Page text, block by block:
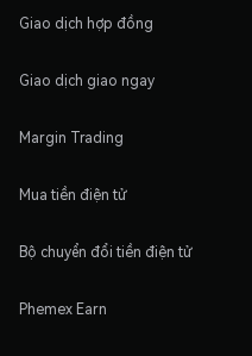
Giao dịch hợp đồng
Giao dịch giao ngay
Margin Trading
Mua tiền điện tử
Bộ chuyển đổi tiền điện tử
Phemex Earn